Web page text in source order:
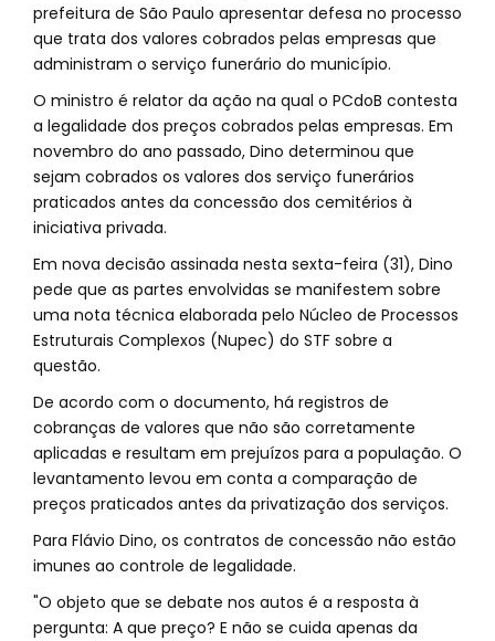
prefeitura de São Paulo apresentar defesa no processo
que trata dos valores cobrados pelas empresas que
administram o serviço funerário do município.
O ministro é relator da ação na qual o PCdoB contesta
a legalidade dos preços cobrados pelas empresas. Em
novembro do ano passado, Dino determinou que
sejam cobrados os valores dos serviço funerários
praticados antes da concessão dos cemitérios à
iniciativa privada.
Em nova decisão assinada nesta sexta-feira (31), Dino
pede que as partes envolvidas se manifestem sobre
uma nota técnica elaborada pelo Núcleo de Processos
Estruturais Complexos (Nupec) do STF sobre a
questão.
De acordo com o documento, há registros de
cobranças de valores que não são corretamente
aplicadas e resultam em prejuízos para a população. O
levantamento levou em conta a comparação de
preços praticados antes da privatização dos serviços.
Para Flávio Dino, os contratos de concessão não estão
imunes ao controle de legalidade.
"O objeto que se debate nos autos é a resposta à
pergunta: A que preço? E não se cuida apenas da